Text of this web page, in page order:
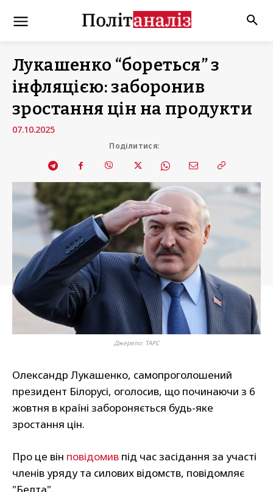
Лукашенко “бореться” з
інфляцією: заборонив
зростання цін на продукти
07.10.2025
Поділитися:
Джерело: ТАРС
Олександр Лукашенко, самопроголошений
президент Білорусі, оголосив, що починаючи з 6
жовтня в країні забороняється будь-яке
зростання цін.
Про це він повідомив під час засідання за участі
членів уряду та силових відомств, повідомляє